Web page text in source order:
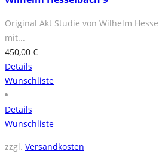
Original Akt Studie von Wilhelm
mit...
450,00 €
Details
Wunschliste
Details
Wunschliste
zzgl. Versandkosten